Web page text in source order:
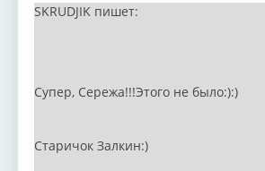
SKRUDJIK пишет:
Супер, Сережа!!!Этого не было:):)
Старичок Залкин:)